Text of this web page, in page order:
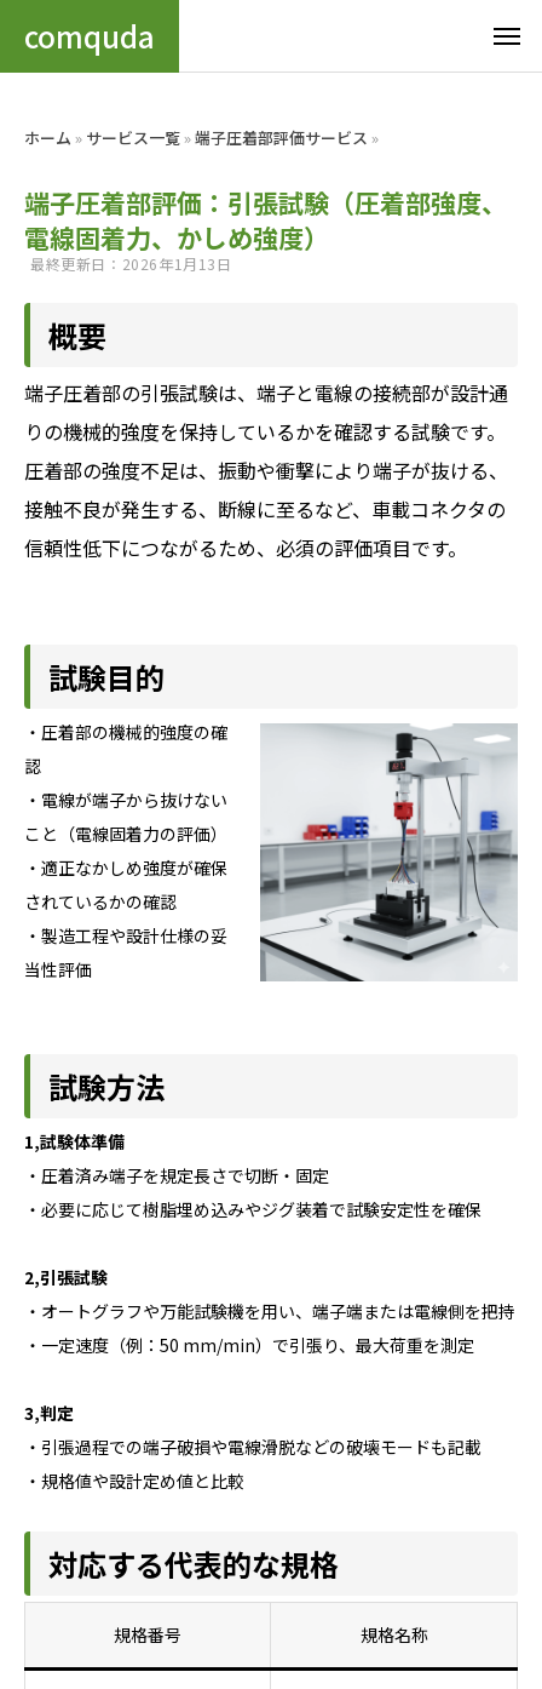
comquda
ホーム » サービス一覧»端子圧着部評価サービス »
端子圧着部評価：引張試験（圧着部強度、
電線固着力、かしめ強度）
最終更新日：2026年1月13日
概要
端子圧着部の引張試験は、端子と電線の接続部が設計通
りの機械的強度を保持しているかを確認する試験です。
圧着部の強度不足は、振動や衝撃により端子が抜ける、
接触不良が発生する、断線に至るなど、車載コネクタの
信頼性低下につながるため、必須の評価項目です。
試験目的
・圧着部の機械的強度の確
認
・電線が端子から抜けない
こと（電線固着力の評価）
・適正なかしめ強度が確保
されているかの確認
・製造工程や設計仕様の妥
当性評価
試験方法
1,試験体準備
・圧着済み端子を規定長さで切断・固定
・必要に応じて樹脂埋め込みやジグ装着で試験安定性を確保
2,引張試験
・オートグラフや万能試験機を用い、端子端または電線側を把持
・一定速度（例：50 mm/min）で引張り、最大荷重を測定
3,判定
・引張過程での端子破損や電線滑脱などの破壊モードも記載
・規格値や設計定め値と比較
対応する代表的な規格
規格番号 規格名称